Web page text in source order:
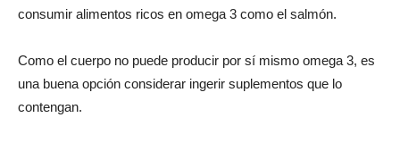
consumir alimentos ricos en omega 3 como el salmón.
Como el cuerpo no puede producir por sí mismo omega 3, es
una buena opción considerar ingerir suplementos que lo
contengan.